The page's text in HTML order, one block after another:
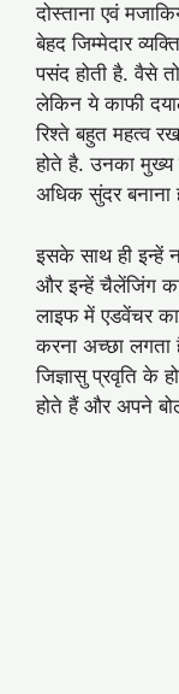
दोस्ताना एवं
बेहद जिम्मेदार
पसंद होती है. वैसे
लेकिन ये काफी
रिश्ते बहुत महत्व
होते है. उनका मुख्य
अधिक सुंदर बनाना
इसके साथ ही इन्हें
और इन्हें चैलेंजिंग
लाइफ में एडवेंचर
करना अच्छा
जिज्ञासु प्रवृति के
होते हैं और अपने